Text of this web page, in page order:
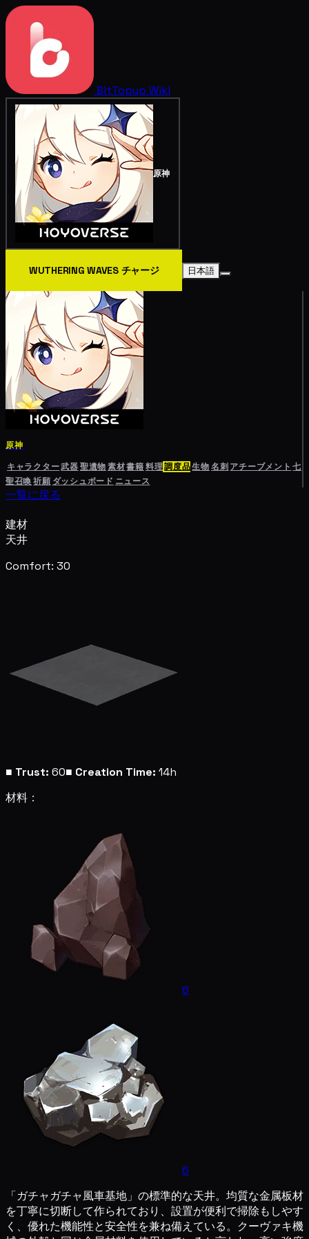
BitTopup Wiki
原神
WUTHERING WAVES チャージ 日本語
原神
キャラクター武器聖遺物素材書籍料理調度品生物名刺 アチーブメント 七
聖召喚祈願 ダッシュボード ニュース
一覧に戻る
建材
天井
Comfort: 30
■ Trust: 60■ Creation Time: 14h
材料：
6
6
「ガチャガチャ風車基地」の標準的な天井。均質な金属板材
を丁寧に切断して作られており、設置が便利で掃除もしやす
く、優れた機能性と安全性を兼ね備えている。クーヴァキ機